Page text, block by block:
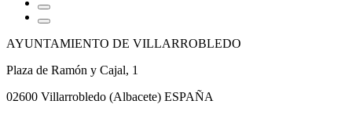
AYUNTAMIENTO DE VILLARROBLEDO
Plaza de Ramón y Cajal, 1
02600 Villarrobledo (Albacete) ESPAÑA